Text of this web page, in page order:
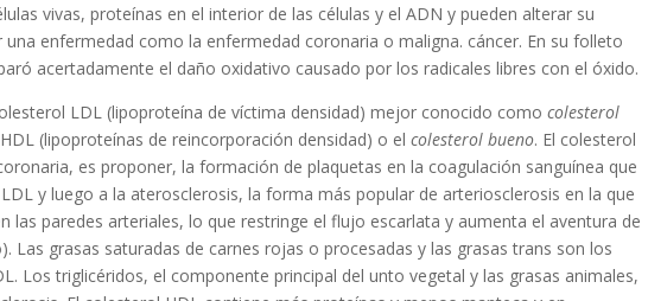
vivas, proteínas en el interior de las células y el ADN y pueden alterar su
enfermedad como la enfermedad coronaria o maligna. cáncer. En su folleto
acertadamente el daño oxidativo causado por los radicales libres con el óxido.
LDL (lipoproteína de víctima densidad) mejor conocido comocolesterol
(lipoproteínas de reincorporación densidad) o elcolesterol bueno. El colesterol
es proponer, la formación de plaquetas en la coagulación sanguínea que
y luego a la aterosclerosis, la forma más popular de arteriosclerosis en la que
las paredes arteriales, lo que restringe el flujo escarlata y aumenta el aventura de
Las grasas saturadas de carnes rojas o procesadas y las grasas trans son los
Los triglicéridos, el componente principal del unto vegetal y las grasas animales,